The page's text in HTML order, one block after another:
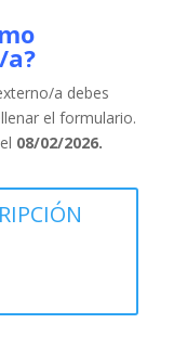
a debes
el formulario.
08/02/2026.